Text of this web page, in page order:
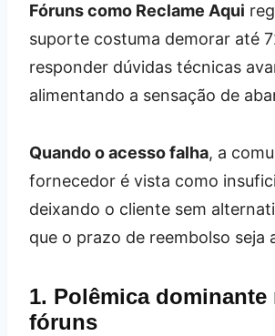
Fóruns como Reclame Aqui
suporte costuma demorar até
responder dúvidas técnicas
alimentando a sensação de
Quando o acesso falha, a
fornecedor é vista como
deixando o cliente sem
que o prazo de reembolso seja
1. Polêmica dominante
fóruns